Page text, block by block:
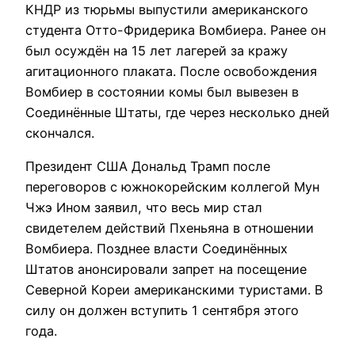
КНДР из тюрьмы выпустили американского
студента Отто-Фридерика Вомбиера. Ранее он
был осуждён на 15 лет лагерей за кражу
агитационного плаката. После освобождения
Вомбиер в состоянии комы был вывезен в
Соединённые Штаты, где через несколько дней
скончался.
Президент США Дональд Трамп после
переговоров с южнокорейским коллегой Мун
Чжэ Ином заявил, что весь мир стал
свидетелем действий Пхеньяна в отношении
Вомбиера. Позднее власти Соединённых
Штатов анонсировали запрет на посещение
Северной Кореи американскими туристами. В
силу он должен вступить 1 сентября этого
года.